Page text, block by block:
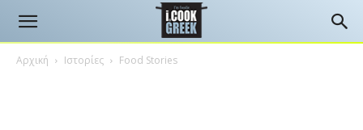
Αρχική Ιστορίες Food Stories